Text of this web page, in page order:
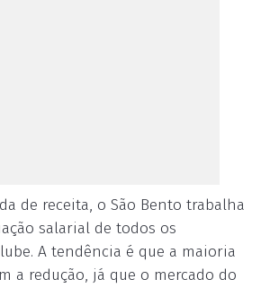
de receita, o São Bento trabalha
salarial de todos os
A tendência é que a maioria
a redução, já que o mercado do